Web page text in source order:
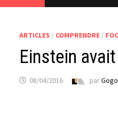
ARTICLES / COMPRENDRE /
Einstein
08/04/2016 par